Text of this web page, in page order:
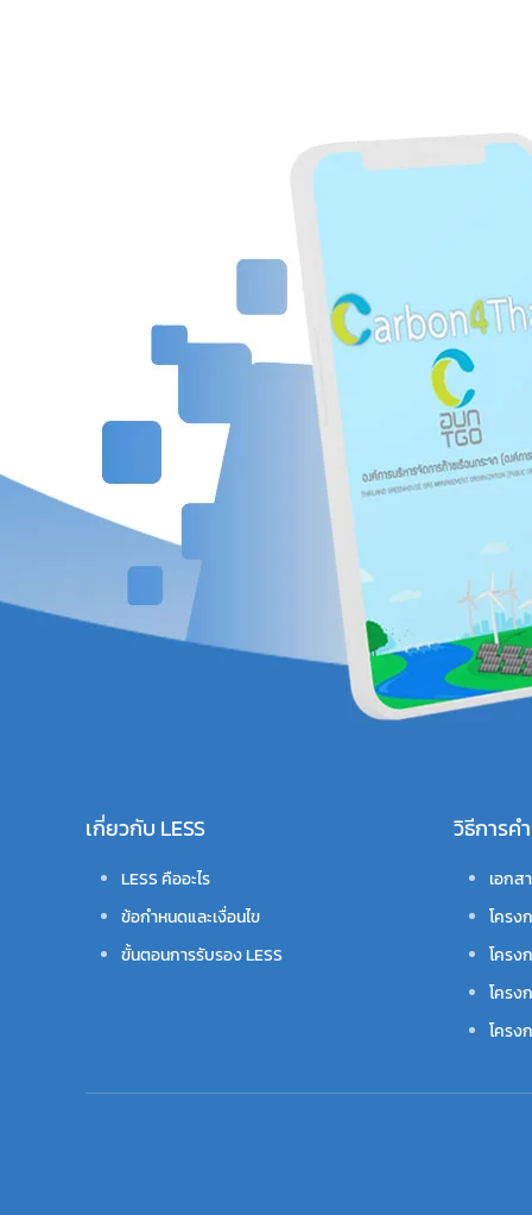
เกี่ยวกับ LESS
LESS คืออะไร
ข้อกำหนดและเงื่อนไข
ขั้นตอนการรับรอง LESS
วิธีการ
เอกส
โครง
โครง
โครง
โครง